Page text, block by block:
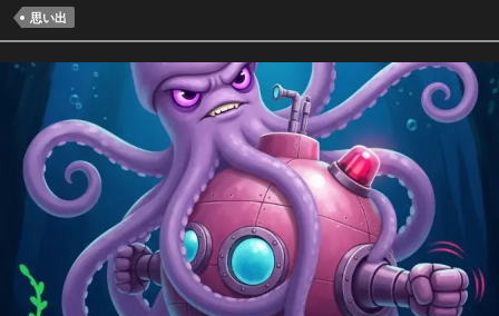
思い出